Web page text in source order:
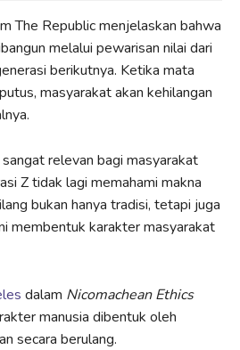
The Republic menjelaskan bahwa
melalui pewarisan nilai dari
berikutnya. Ketika mata
masyarakat akan kehilangan
relevan bagi masyarakat
Z tidak lagi memahami makna
bukan hanya tradisi, tetapi juga
membentuk karakter masyarakat
dalam Nicomachean Ethics
manusia dibentuk oleh
secara berulang.